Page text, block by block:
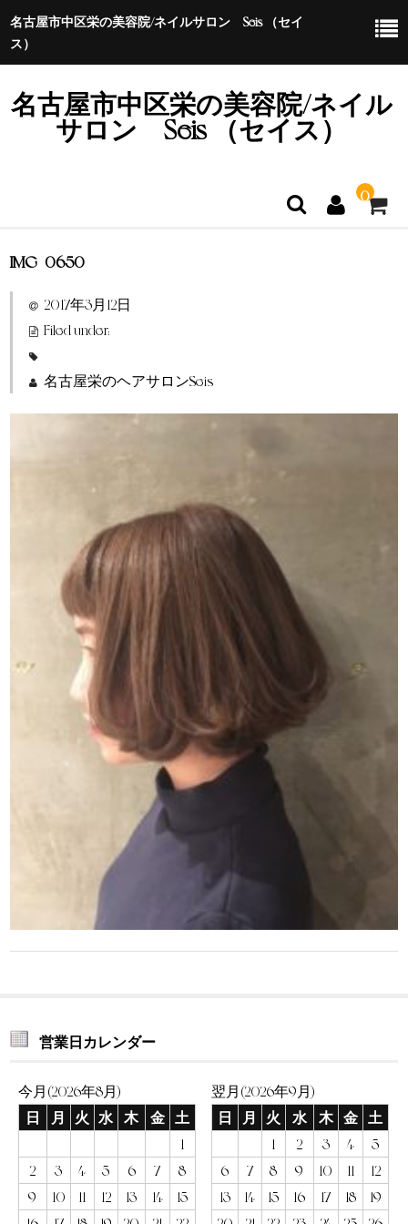
名古屋市中区栄の美容院/ネイルサロン Seis （セイ
ス）
名古屋市中区栄の美容院/ネイル
サロン Seis （セイス）
0
ホーム
特定商取引法に基づく表示
IMG_0650
2017年3月12日
Filed under:
名古屋栄のヘアサロンSeis
営業日カレンダー
今月(2026年8月)
日
月 火 水 木 金
土
1
2
3 4 5 6 7
8
9
10 11 12 13 14
15
翌月(2026年9月)
日
月 火 水 木 金
土
1
2 3 4
5
6
7 8 9 10 11
12
13
14 15 16 17 18
19